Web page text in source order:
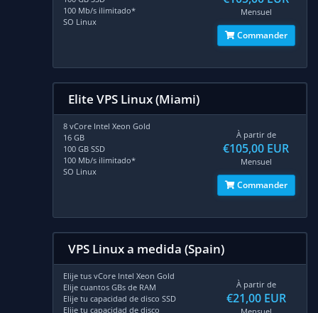
100 Mb/s ilimitado*
SO Linux
Mensuel
Commander
Elite VPS Linux (Miami)
8 vCore Intel Xeon Gold
16 GB
100 GB SSD
100 Mb/s ilimitado*
SO Linux
À partir de
€105,00 EUR
Mensuel
Commander
VPS Linux a medida (Spain)
Elije tus vCore Intel Xeon Gold
Elije cuantos GBs de RAM
Elije tu capacidad de disco SSD
Elije tu capacidad de disco
À partir de
€21,00 EUR